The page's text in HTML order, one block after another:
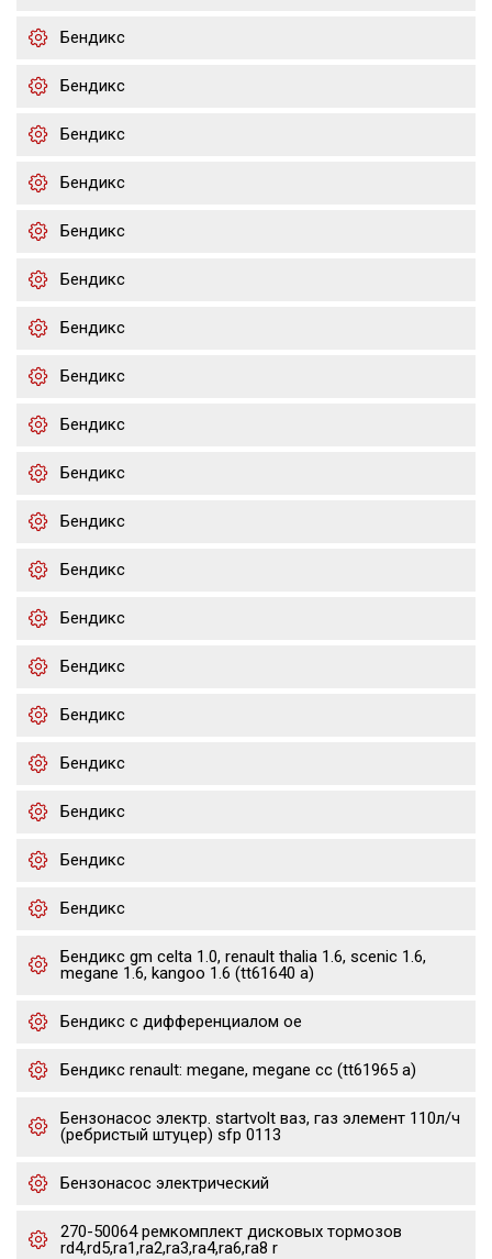
Бендикс
Бендикс
Бендикс
Бендикс
Бендикс
Бендикс
Бендикс
Бендикс
Бендикс
Бендикс
Бендикс
Бендикс
Бендикс
Бендикс
Бендикс
Бендикс
Бендикс
Бендикс
Бендикс
Бендикс gm celta 1.0, renault thalia 1.6, scenic 1.6,
megane 1.6, kangoo 1.6 (tt61640 a)
Бендикс с дифференциалом oe
Бендикс renault: megane, megane cc (tt61965 a)
Бензонасос электр. startvolt ваз, газ элемент 110л/ч
(ребристый штуцер) sfp 0113
Бензонасос электрический
270-50064 ремкомплект дисковых тормозов
rd4,rd5,ra1,ra2,ra3,ra4,ra6,ra8 r